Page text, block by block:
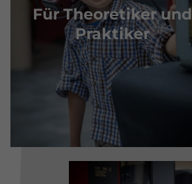
Für Theoretiker und
Praktiker